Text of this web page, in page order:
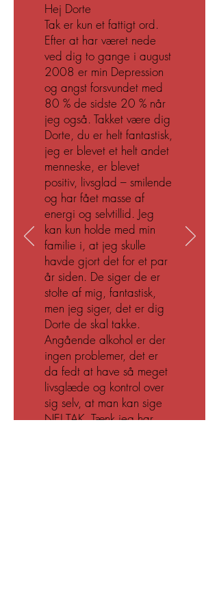
Hej Dorte
Tak er kun et fattigt ord.
Efter at har været nede
ved dig to gange i august
2008 er min Depression
og angst forsvundet med
80 % de sidste 20 % når
jeg også. Takket være dig
Dorte, du er helt fantastisk,
jeg er blevet et helt andet
menneske, er blevet
positiv, livsglad – smilende
og har fået masse af
energi og selvtillid. Jeg
kan kun holde med min
familie i, at jeg skulle
havde gjort det for et par
år siden. De siger de er
stolte af mig, fantastisk,
men jeg siger, det er dig
Dorte de skal takke.
Angående alkohol er der
ingen problemer, det er
da fedt at have så meget
livsglæde og kontrol over
sig selv, at man kan sige
NEJ TAK. Tænk jeg har